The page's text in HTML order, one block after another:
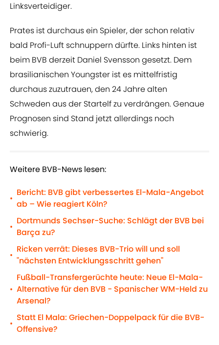
Linksverteidiger.
Prates ist durchaus ein Spieler, der schon relativ
bald Profi-Luft schnuppern dürfte. Links hinten ist
beim BVB derzeit Daniel Svensson gesetzt. Dem
brasilianischen Youngster ist es mittelfristig
durchaus zuzutrauen, den 24 Jahre alten
Schweden aus der Startelf zu verdrängen. Genaue
Prognosen sind Stand jetzt allerdings noch
schwierig.
Weitere BVB-News lesen:
•
Bericht: BVB gibt verbessertes El-Mala-Angebot
ab – Wie reagiert Köln?
•
Dortmunds Sechser-Suche: Schlägt der BVB bei
Barça zu?
•
Ricken verrät: Dieses BVB-Trio will und soll
"nächsten Entwicklungsschritt gehen"
•
Fußball-Transfergerüchte heute: Neue El-Mala-
Alternative für den BVB - Spanischer WM-Held zu
Arsenal?
•
Statt El Mala: Griechen-Doppelpack für die BVB-
Offensive?